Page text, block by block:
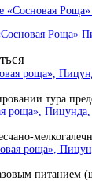
тура
питанием